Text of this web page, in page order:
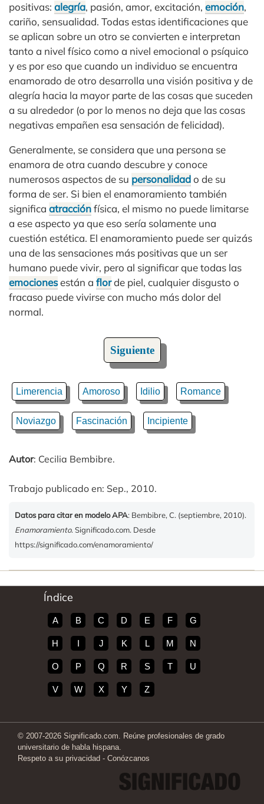
positivas: alegría, pasión, amor, excitación, emoción,
cariño, sensualidad. Todas estas identificaciones que
se aplican sobre un otro se convierten e interpretan
tanto a nivel físico como a nivel emocional o psíquico
y es por eso que cuando un individuo se encuentra
enamorado de otro desarrolla una visión positiva y de
alegría hacia la mayor parte de las cosas que suceden
a su alrededor (o por lo menos no deja que las cosas
negativas empañen esa sensación de felicidad).
Generalmente, se considera que una persona se
enamora de otra cuando descubre y conoce
numerosos aspectos de su personalidado de su
forma de ser. Si bien el enamoramiento también
significa atracciónfísica, el mismo no puede limitarse
a ese aspecto ya que eso sería solamente una
cuestión estética. El enamoramiento puede ser quizás
una de las sensaciones más positivas que un ser
humano puede vivir, pero al significar que todas las
emocionesestán a florde piel, cualquier disgusto o
fracaso puede vivirse con mucho más dolor del
normal.
Siguiente
Limerencia Amoroso Idilio Romance
Noviazgo Fascinación Incipiente
Autor: Cecilia Bembibre.
Trabajo publicado en: Sep., 2010.
Datos para citar en modelo APA: Bembibre, C. (septiembre, 2010).
Enamoramiento. Significado.com. Desde
https://significado.com/enamoramiento/
Índice
A B C D E F G
H J K L M N
O P Q R S T U
V W X Y Z
© 2007-2026 Significado.com. Reúne profesionales de grado
universitario de habla hispana.
Respeto a su privacidad - Conózcanos